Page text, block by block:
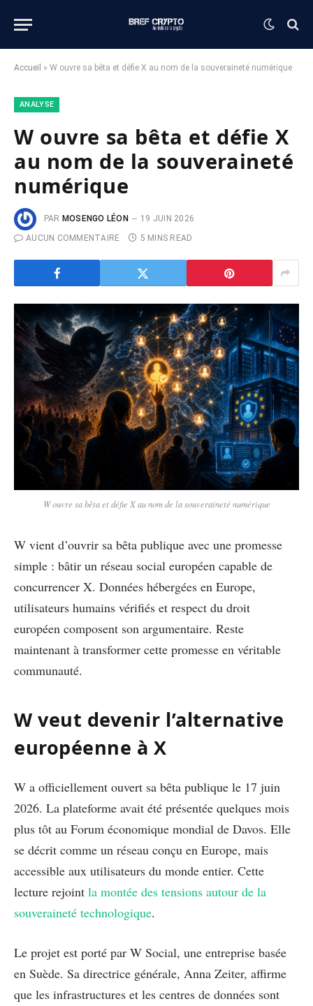
Accueil » W ouvre sa bêta et défie X au nom de la souveraineté numérique
ANALYSE
W ouvre sa bêta et défie X
au nom de la souveraineté
numérique
PAR MOSENGO LÉON
19 JUIN 2026
AUCUN COMMENTAIRE
5 MINS READ
W ouvre sa bêta et défie X au nom de la souveraineté numérique
W vient d’ouvrir sa bêta publique avec une promesse
simple : bâtir un réseau social européen capable de
concurrencer X. Données hébergées en Europe,
utilisateurs humains vérifiés et respect du droit
européen composent son argumentaire. Reste
maintenant à transformer cette promesse en véritable
communauté.
W veut devenir l’alternative
européenne à X
W a officiellement ouvert sa bêta publique le 17 juin
2026. La plateforme avait été présentée quelques mois
plus tôt au Forum économique mondial de Davos. Elle
se décrit comme un réseau conçu en Europe, mais
accessible aux utilisateurs du monde entier. Cette
lecture rejoint la montée des tensions autour de la
souveraineté technologique.
Le projet est porté par W Social, une entreprise basée
en Suède. Sa directrice générale, Anna Zeiter, affirme
que les infrastructures et les centres de données sont